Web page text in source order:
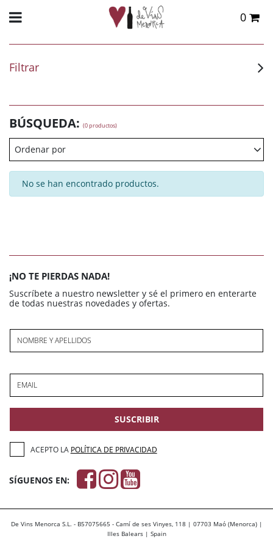
0
Filtrar
BÚSQUEDA: (0 productos)
Ordenar por
No se han encontrado productos.
¡NO TE PIERDAS NADA!
Suscríbete a nuestro newsletter y sé el primero en enterarte
de todas nuestras novedades y ofertas.
NOMBRE Y APELLIDOS
EMAIL
SUSCRIBIR
ACEPTO LA POLÍTICA DE PRIVACIDAD
SÍGUENOS EN:
De Vins Menorca S.L. - B57075665 - Camí de ses Vinyes, 118 | 07703 Maó (Menorca) |
Illes Balears | Spain